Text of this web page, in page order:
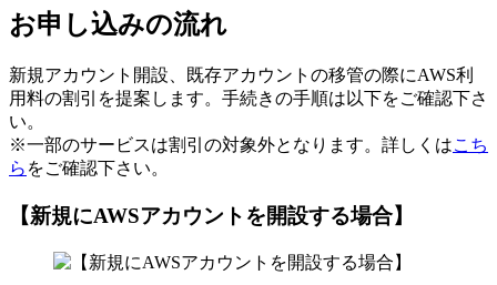
お申し込みの流れ
新規アカウント開設、既存アカウントの移管の際にAWS利
用料の割引を提案します。手続きの手順は以下をご確認下さ
い。
※一部のサービスは割引の対象外となります。詳しくはこち
ら をご確認下さい。
【新規にAWSアカウントを開設する場合】